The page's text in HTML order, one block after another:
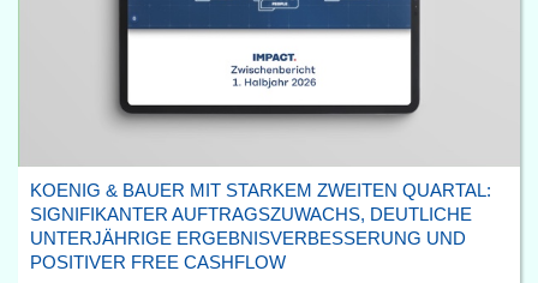
KOENIG & BAUER MIT STARKEM ZWEITEN QUARTAL:
SIGNIFIKANTER AUFTRAGSZUWACHS, DEUTLICHE
UNTERJÄHRIGE ERGEBNISVERBESSERUNG UND
POSITIVER FREE CASHFLOW